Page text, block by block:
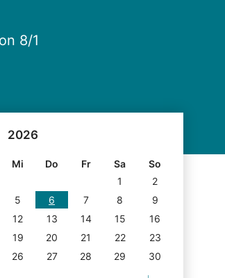
8/1
2026
Mi Do Fr Sa
So
1
2
5 6 7 8
9
12 13 14 15
16
19 20 21 22
23
26 27 28 29
30